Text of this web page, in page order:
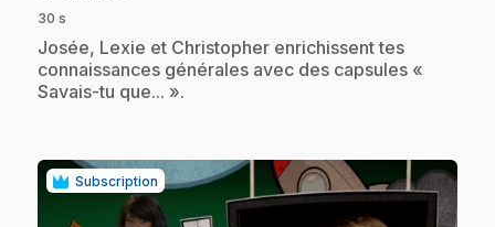
30 s
.Josée, Lexie et Christopher enrichissent tes
connaissances générales avec des capsules «
Savais-tu que... ».
Subscription